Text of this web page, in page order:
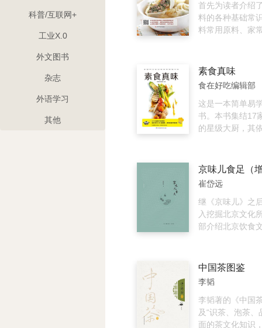
科普/互联网+
工业X.0
外文图书
杂志
外语学习
其他
入手，突出菜肴
捷、营养和实用
地区美食爱好者
经典，让每一位
利用简单食材就
健康的佳肴，不
吃出营养，吃出
首先为读者介绍
料的各种基础常
料常用原料、家
绍了近150种常
成品范例，对于
及范例，均配上
以使您通过观看
频，迅速掌握其
素食真味
食在好吃编辑部
这是一本简单易
书。本书集结17
的星级大厨，其
食料理。涵盖中
法、美、柬等六
易做的素食料理
做出佳肴绝色，
味！
京味儿食足（
崔岱远
继《京味儿》之
入挖掘北京文化
部介绍北京饮食
其中包括《羊肉
腐，酱豆腐》等
篇。作者对北京
的见解。他认为
地人，所谓老北
中国茶图鉴
李韬
李韬著的《中国
及“识茶、泡茶、
面的茶文化知识